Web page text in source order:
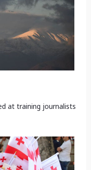
at training journalists